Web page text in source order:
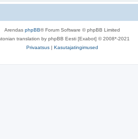
Arendas phpBB® Forum Software © phpBB Limited
translation by phpBB Eesti [Exabot] © 2008*-2021
Privaatsus | Kasutajatingimused